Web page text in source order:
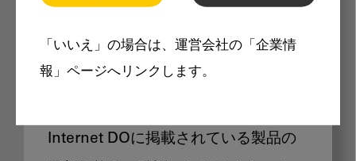
「いいえ」の場合は、運営会社の「企業情
報」ページへリンクします。
製品価格も閲覧可能
Internet DOに掲載されている製品の